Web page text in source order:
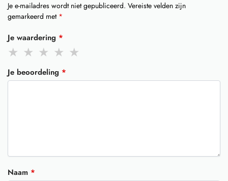
Je e-mailadres wordt niet gepubliceerd. Vereiste velden zijn
gemarkeerd met *
Je waardering *
Je beoordeling *
Naam *